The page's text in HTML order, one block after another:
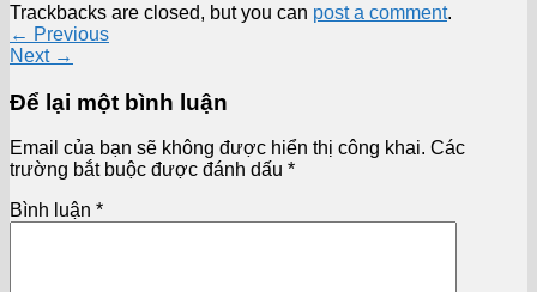
Trackbacks are closed, but you can post a comment.
← Previous
Next →
Để lại một bình luận
Email của bạn sẽ không được hiển thị công khai. Các
trường bắt buộc được đánh dấu *
Bình luận *